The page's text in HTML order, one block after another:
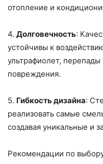
отопление и
4. Долговечность:
устойчивы к
ультрафиолет,
повреждения.
5. Гибкость дизайна:
реализовать самые
создавая уникальные и
Рекомендации по